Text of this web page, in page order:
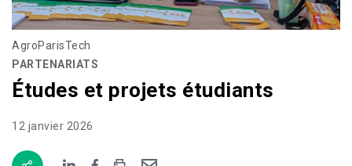
AgroParisTech
PARTENARIATS
Études et projets étudiants
12 janvier 2026